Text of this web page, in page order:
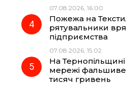
07.08.2026, 16:00
Пожежа на
рятувальники
підприємства
07.08.2026, 15:02
На
мережі фальшиве
тисяч гривень